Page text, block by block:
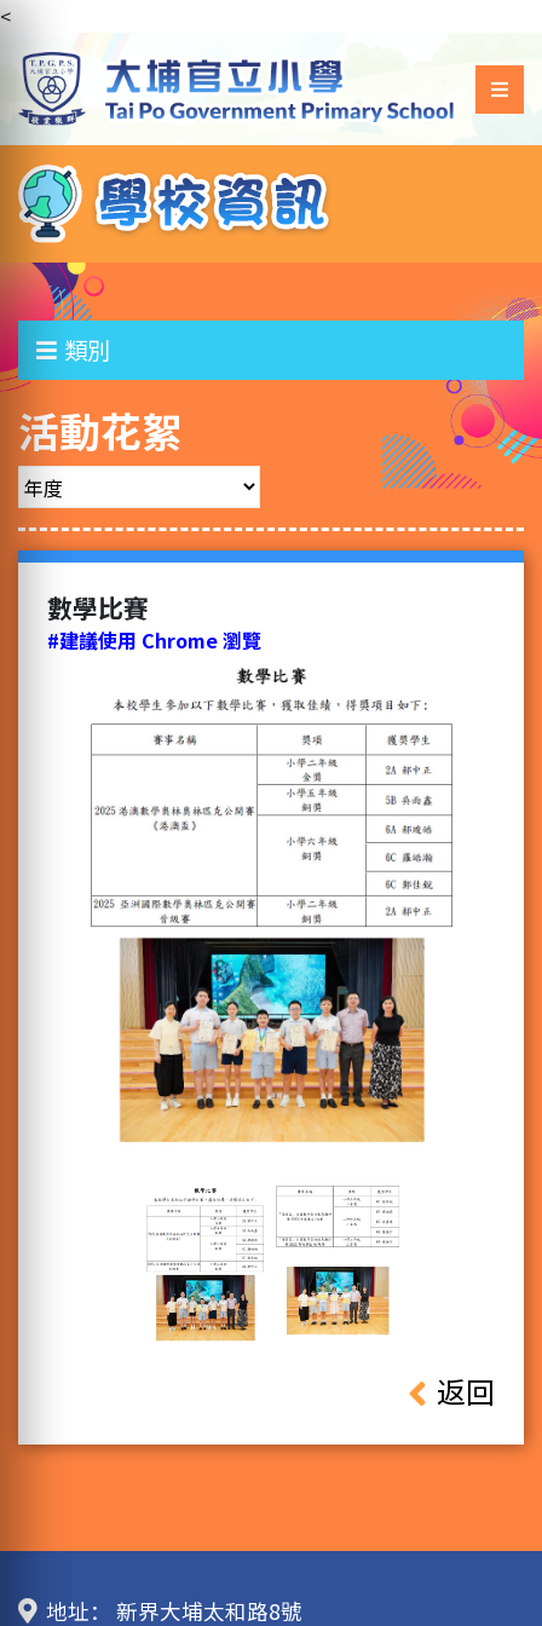
<
類別
活動花絮
數學比賽
#建議使用 Chrome 瀏覽
返回
地址： 新界大埔太和路8號